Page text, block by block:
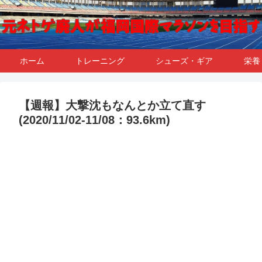
ホーム トレーニング シューズ・ギア 栄
【週報】大撃沈もなんとか立て直す
(2020/11/02-11/08：93.6km)